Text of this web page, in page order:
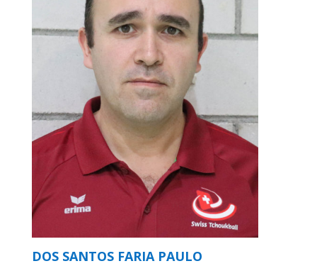
DOS SANTOS FARIA PAULO